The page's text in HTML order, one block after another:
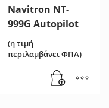
Navitron NT-
999G Autopilot
(η τιμή
περιλαμβάνει ΦΠΑ)